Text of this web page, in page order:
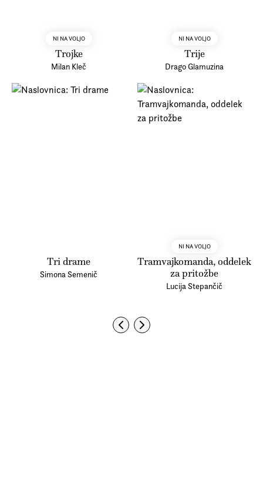
NI NA VOLJO
Trojke
Milan Kleč
NI NA VOLJO
Trije
Drago Glamuzina
Tri drame
Simona Semenič
NI NA VOLJO
Tramvajkomanda, oddelek
za pritožbe
Lucija Stepančič